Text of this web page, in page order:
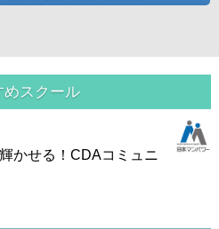
業論理
み
めスクール
かせる！CDAコミュニ